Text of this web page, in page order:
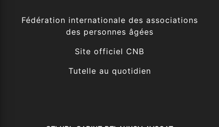
Fédération internationale des associations
des personnes âgées
Site officiel CNB
Tutelle au quotidien